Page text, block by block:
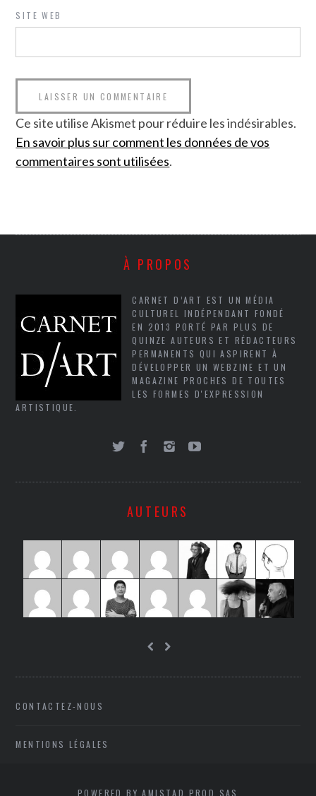
SITE WEB
Ce site utilise Akismet pour réduire les indésirables.
En savoir plus sur comment les données de vos
commentaires sont utilisées.
À PROPOS
CARNET D’ART EST UN MÉDIA
CULTUREL INDÉPENDANT FONDÉ
EN 2013 PORTÉ PAR PLUS DE
QUINZE AUTEURS ET RÉDACTEURS
PERMANENTS QUI ASPIRENT À
DÉVELOPPER UN WEBZINE ET UN
MAGAZINE PROCHES DE TOUTES
LES FORMES D'EXPRESSION
ARTISTIQUE.
AUTEURS
CONTACTEZ-NOUS
MENTIONS LÉGALES
POWERED BY AMISTAD PROD SAS